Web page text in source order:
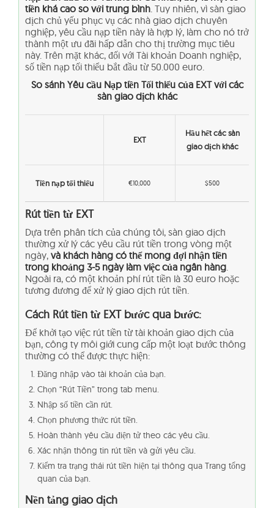
tiền khá cao so với trung bình. Tuy nhiên, vì sàn giao
dịch chủ yếu phục vụ các nhà giao dịch chuyên
nghiệp, yêu cầu nạp tiền này là hợp lý, làm cho nó trở
thành một ưu đãi hấp dẫn cho thị trường mục tiêu
này. Trên mặt khác, đối với Tài khoản Doanh nghiệp,
số tiền nạp tối thiểu bắt đầu từ 50.000 euro.
So sánh Yêu cầu Nạp tiền Tối thiểu của EXTvới các
sàn giao dịch khác
EXT
Hầu hết các sàn
giao dịch khác
Tiền nạp tối thiểu €10,000 $500
Rút tiền từ EXT
Dựa trên phân tích của chúng tôi, sàn giao dịch
thường xử lý các yêu cầu rút tiền trong vòng một
ngày, và khách hàng có thể mong đợi nhận tiền
trong khoảng 3-5 ngày làm việc của ngân hàng.
Ngoài ra, có một khoản phí rút tiền là 30 euro hoặc
tương đương để xử lý giao dịch rút tiền.
Cách Rút tiền từ EXT bước qua bước:
Để khởi tạo việc rút tiền từ tài khoản giao dịch của
bạn, công ty môi giới cung cấp một loạt bước thông
thường có thể được thực hiện:
Đăng nhập vào tài khoản của bạn.
Chọn “Rút Tiền” trong tab menu.
Nhập số tiền cần rút.
Chọn phương thức rút tiền.
Hoàn thành yêu cầu điện tử theo các yêu cầu.
Xác nhận thông tin rút tiền và gửi yêu cầu.
Kiểm tra trạng thái rút tiền hiện tại thông qua Trang tổng
quan của bạn.
Nền tảng giao dịch